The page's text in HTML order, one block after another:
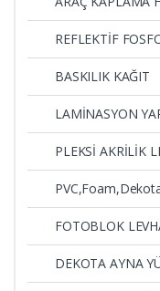
REFLEKTİF
BASKILIK KAĞIT
LAMİNASYON
PLEKSİ AKRİLİK
FOTOBLOK
DEKOTA AYNA